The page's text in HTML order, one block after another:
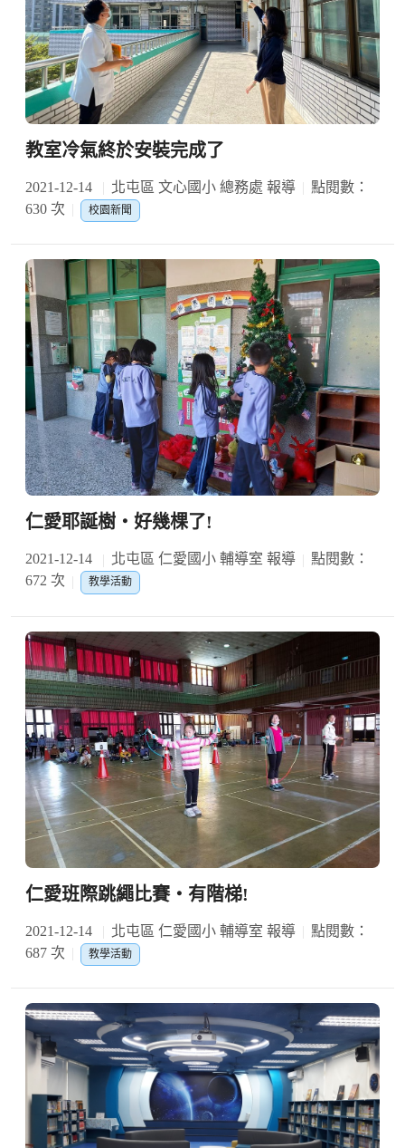
教室冷氣終於安裝完成了
2021-12-14 北屯區 文心國小 總務處 報導
點閱數：
630 次
校園新聞
仁愛耶誕樹‧好幾棵了!
2021-12-14 北屯區 仁愛國小 輔導室 報導
點閱數：
672 次
教學活動
仁愛班際跳繩比賽‧有階梯!
2021-12-14 北屯區 仁愛國小 輔導室 報導
點閱數：
687 次
教學活動